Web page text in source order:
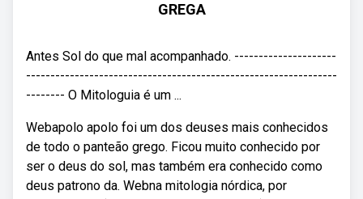
GREGA
Antes Sol do que mal acompanhado. ---------------------
----------------------------------------------------------------
-------- O Mitologuia é um ...
Webapolo apolo foi um dos deuses mais conhecidos
de todo o panteão grego. Ficou muito conhecido por
ser o deus do sol, mas também era conhecido como
deus patrono da. Webna mitologia nórdica, por